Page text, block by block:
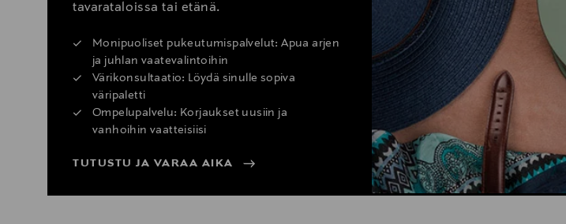
tavarataloissa tai etänä.
Monipuoliset pukeutumispalvelut: Apua arjen
ja juhlan vaatevalintoihin
Värikonsultaatio: Löydä sinulle sopiva
väripaletti
Ompelupalvelu: Korjaukset uusiin ja
vanhoihin vaatteisiisi
TUTUSTU JA VARAA AIKA